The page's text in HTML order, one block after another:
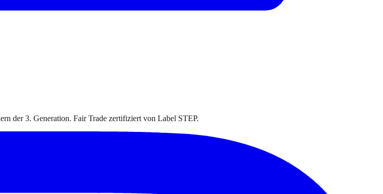
der 3. Generation. Fair Trade zertifiziert von Label STEP.